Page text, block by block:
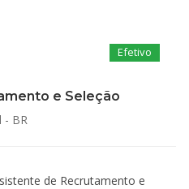
Efetivo
e Seleção
- BR
de Recrutamento e